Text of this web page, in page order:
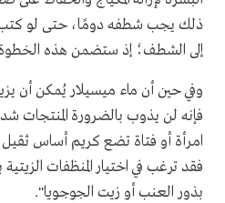
ذلك يجب شطفه دومًا، حتى لو كتب
إلى الشطف؛ إذ ستضمن هذه الخطوة
وفي حين أن ماء ميسيلار يُمكن أن
فإنه لن يذوب بالضرورة المنتجات
امرأة أو فتاة تضع كريم أساس ثقيل
فقد ترغب في اختيار المنظفات
بذور العنب أو زيت الجوجويا".